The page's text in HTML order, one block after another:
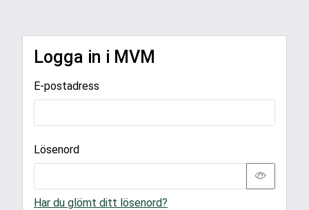
Logga in i MVM
E-postadress
Lösenord
Har du glömt ditt lösenord?